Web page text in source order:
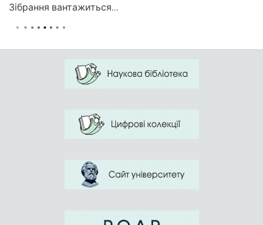
Зібрання вантажиться...